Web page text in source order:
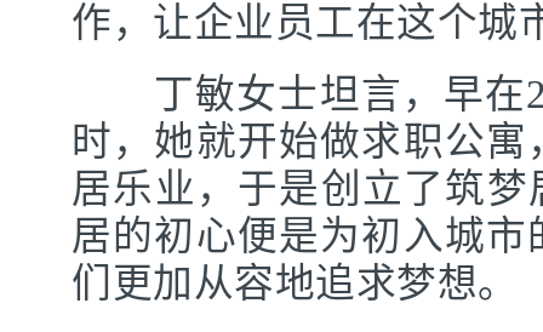
作，让企业员工在这个城
丁敏女士坦言，早在
时，她就开始做求职公
居乐业，于是创立了筑
居的初心便是为初入城
们更加从容地追求梦想。